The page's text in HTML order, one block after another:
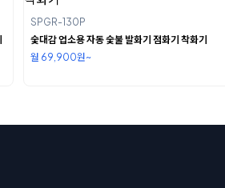
SPGR-130P
숯대감 업소용 자동 숯불 발화기 점화기 착화기
월 69,900원~